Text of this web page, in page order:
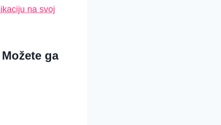
na svoj
ga